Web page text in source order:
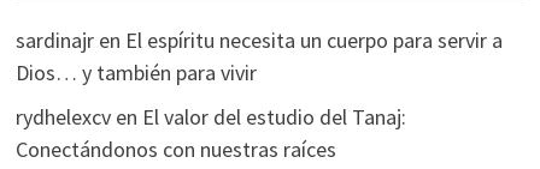
sardinajren El espíritu necesita un cuerpo para servir a
Dios… y también para vivir
rydhelexcven El valor del estudio del Tanaj:
Conectándonos con nuestras raíces